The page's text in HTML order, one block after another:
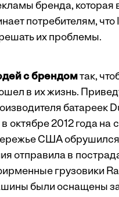
бренда, которая
потребителям, что
их проблемы.
с брендомтак,
в их жизнь.
батареек
в октябре 2012 года на
США обрушился
отправила в
грузовики
были оснащены